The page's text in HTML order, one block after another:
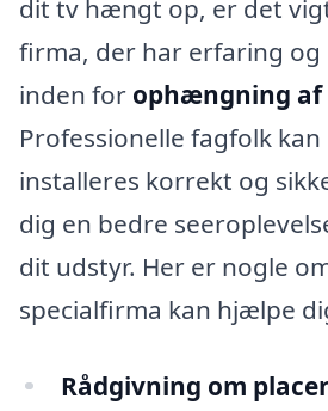
dit tv hængt op, er det
firma, der har erfaring og
inden for ophængning af
Professionelle fagfolk
installeres korrekt og
dig en bedre
dit udstyr. Her er nogle
specialfirma kan hjælpe
Rådgivning om